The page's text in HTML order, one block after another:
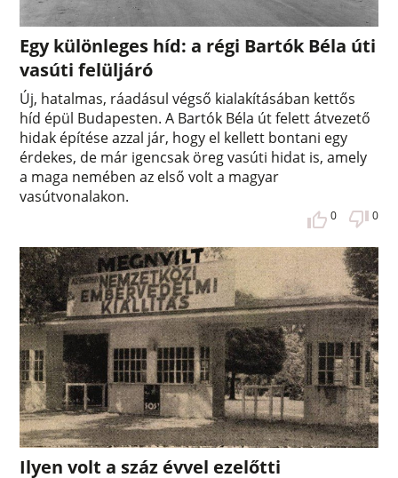
Egy különleges híd: a régi Bartók Béla úti
vasúti felüljáró
Új, hatalmas, ráadásul végső kialakításában kettős
híd épül Budapesten. A Bartók Béla út felett átvezető
hidak építése azzal jár, hogy el kellett bontani egy
érdekes, de már igencsak öreg vasúti hidat is, amely
a maga nemében az első volt a magyar
vasútvonalakon.
0 0
Ilyen volt a száz évvel ezelőtti